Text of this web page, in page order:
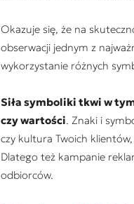
Okazuje się, że na
obserwacji jednym z
wykorzystanie różnych
Siła symboliki tkwi w
czy wartości. Znaki i
czy kultura Twoich
Dlatego też kampanie
odbiorców.